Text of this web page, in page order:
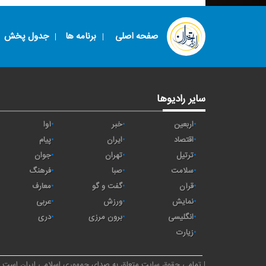
صفحه اصلی برنامه ها جدول پخش
سایر رادیوها
اربعین خبر
آوا
اقتصاد
ايران
پیام
ترتیل
تهران
جوان
سلامت
صبا
فرهنگ
قرآن
گفت و گو
معارف
نمایش
ورزش
عربی
انگلیسی
برون مرزی
دری
زیارت